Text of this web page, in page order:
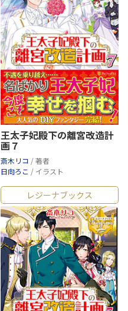
王太子妃殿下の離宮改造計
画７
斎木リコ / 著者
日向ろこ / イラスト
レジーナブックス